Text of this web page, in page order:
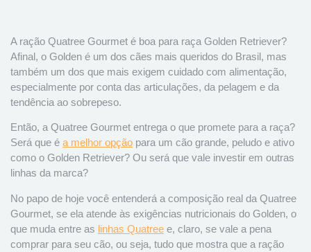
A ração Quatree Gourmet é boa para raça Golden Retriever?
Afinal, o Golden é um dos cães mais queridos do Brasil, mas
também um dos que mais exigem cuidado com alimentação,
especialmente por conta das articulações, da pelagem e da
tendência ao sobrepeso.
Então, a Quatree Gourmet entrega o que promete para a raça?
Será que é a melhor opção para um cão grande, peludo e ativo
como o Golden Retriever? Ou será que vale investir em outras
linhas da marca?
No papo de hoje você entenderá a composição real da Quatree
Gourmet, se ela atende às exigências nutricionais do Golden, o
que muda entre as linhas Quatree e, claro, se vale a pena
comprar para seu cão, ou seja, tudo que mostra que a ração